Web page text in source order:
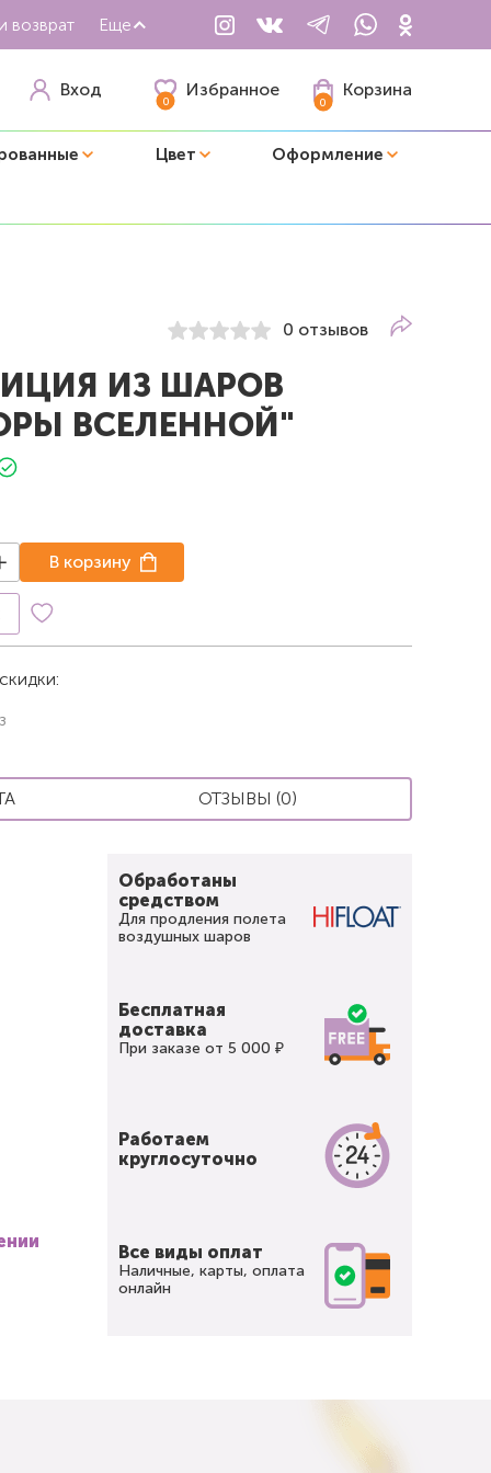
возврат Еще
Вход
0
Избранное
0
Корзина
Цвет Оформление
0 отзывов
ИЗ ШАРОВ
ВСЕЛЕННОЙ"
В корзину
ОТЗЫВЫ (0)
Обработаны
средством
Для продления полета
воздушных шаров
Бесплатная
доставка
При заказе от 5 000 ₽
Работаем
круглосуточно
Все виды оплат
Наличные, карты, оплата
онлайн